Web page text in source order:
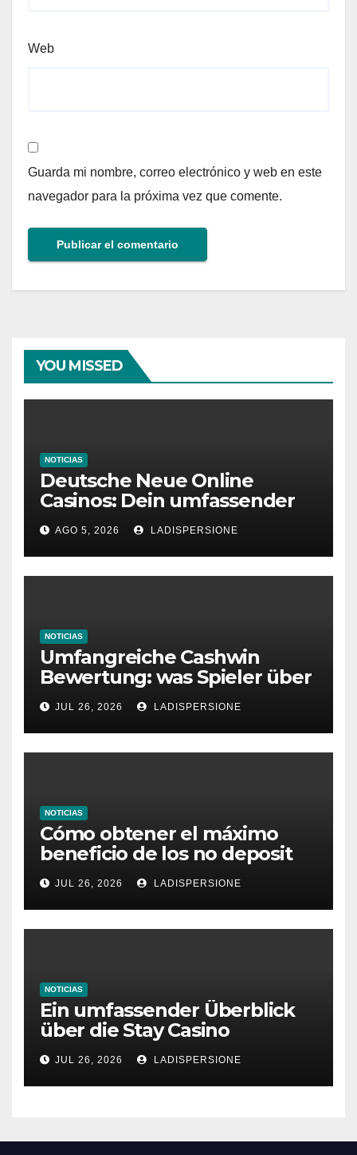
Web
Guarda mi nombre, correo electrónico y web en este
navegador para la próxima vez que comente.
YOU MISSED
NOTICIAS
Deutsche Neue Online
Casinos: Dein umfassender
Ratgeber für moderne
Glücksspielplattformen
AGO 5, 2026 LADISPERSIONE
NOTICIAS
Umfangreiche Cashwin
Bewertung: was Spieler über
dieses Casino denken
JUL 26, 2026 LADISPERSIONE
NOTICIAS
Cómo obtener el máximo
beneficio de los no deposit
bonus codes de roby casino
JUL 26, 2026 LADISPERSIONE
NOTICIAS
Ein umfassender Überblick
über die Stay Casino
Bonusbedingungen
JUL 26, 2026 LADISPERSIONE